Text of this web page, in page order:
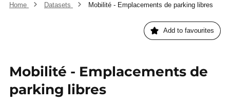
Home Datasets Mobilité - Emplacements de parking libres
Add to favourites
Mobilité - Emplacements de
parking libres